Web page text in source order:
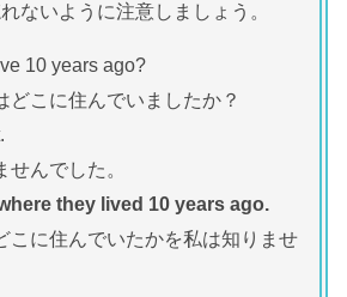
ないように注意しましょう。
10 years ago?
どこに住んでいましたか？
んでした。
they lived 10 years ago.
こに住んでいたかを私は知りませ